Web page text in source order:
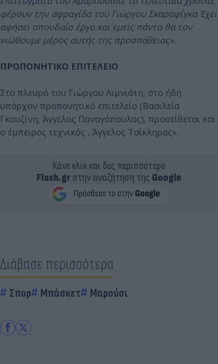
φέρουν την σφραγίδα του Γιώργου Σκαραφίγκα Έχει
αφήσει σπουδαίο έργο και εμείς πάντα θα τον
νιώθουμε μέρος αυτής της προσπάθειας».
ΠΡΟΠΟΝΗΤΙΚΟ ΕΠΙΤΕΛΕΙΟ
Στο πλευρό του Γιώργου Λιμνιάτη, στο ήδη
υπάρχον προπονητικό επιτελείο (Βασιλεία
Γκουζίνη, Άγγελος Παναγόπουλος), προστίθεται και
ο έμπειρος τεχνικός , Άγγελος Τσίκληρας».
Κάνε κλικ και δες περισσότερο
Flash.grστην αναζήτηση της Google
Διάβασε περισσότερα
Σπορ Μπάσκετ Μαρούσι